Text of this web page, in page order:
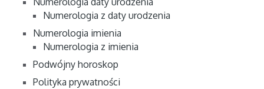
Numerologia z daty urodzenia
Numerologia imienia
Numerologia z imienia
Podwójny horoskop
Polityka prywatności